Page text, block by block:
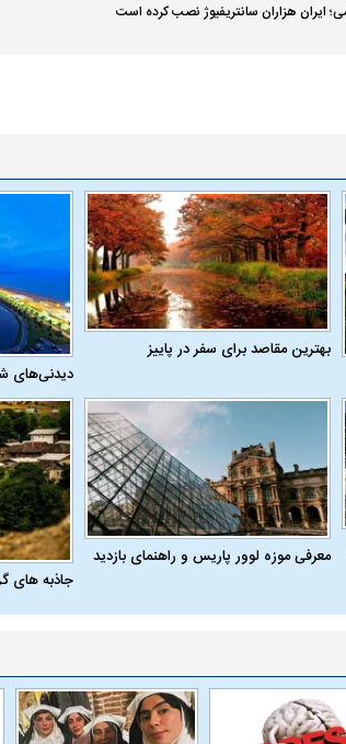
ایران هزاران سانتریفیوژ نصب کرده است
بهترین مقاصد برای سفر در پاییز
دیدنی‌های
معرفی موزه لوور پاریس و راهنمای بازدید
جاذبه های